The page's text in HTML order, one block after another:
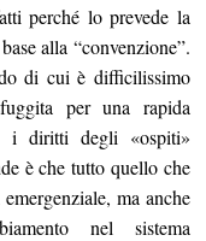
perché lo prevede la
alla “convenzione”.
di cui è difficilissimo
per una rapida
i diritti degli «ospiti»
è che tutto quello che
ma anche
nel sistema